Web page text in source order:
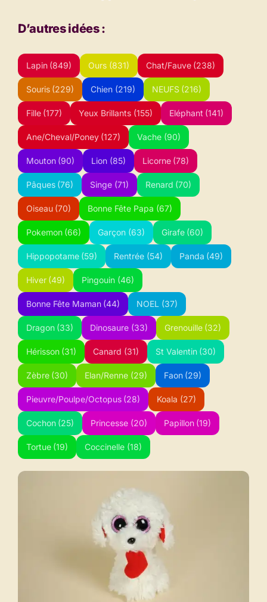
D’autres idées :
Lapin (849) Ours (831) Chat/Fauve (238)
Souris (229) Chien (219) NEUFS (216)
Fille (177) Yeux Brillants (155) Eléphant (141)
Ane/Cheval/Poney (127) Vache (90)
Mouton (90) Lion (85) Licorne (78)
Pâques (76) Singe (71) Renard (70)
Oiseau (70) Bonne Fête Papa (67)
Pokemon (66) Garçon (63) Girafe (60)
Hippopotame (59) Rentrée (54) Panda (49)
Hiver (49) Pingouin (46)
Bonne Fête Maman (44) NOEL (37)
Dragon (33) Dinosaure (33) Grenouille (32)
Hérisson (31) Canard (31) St Valentin (30)
Zèbre (30) Elan/Renne (29) Faon (29)
Pieuvre/Poulpe/Octopus (28) Koala (27)
Cochon (25) Princesse (20) Papillon (19)
Tortue (19) Coccinelle (18)